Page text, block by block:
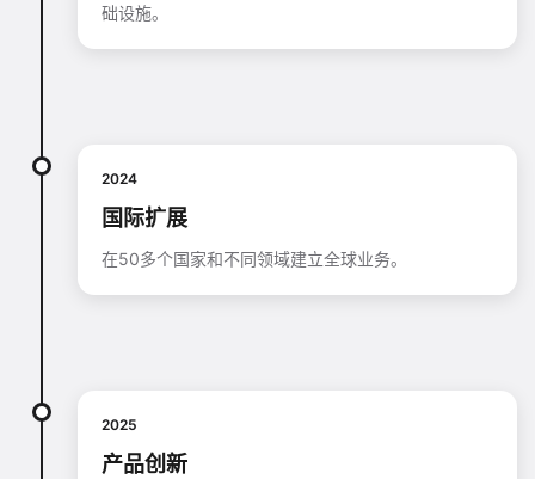
础设施。
2024
国际扩展
在50多个国家和不同领域建立全球业务。
2025
产品创新